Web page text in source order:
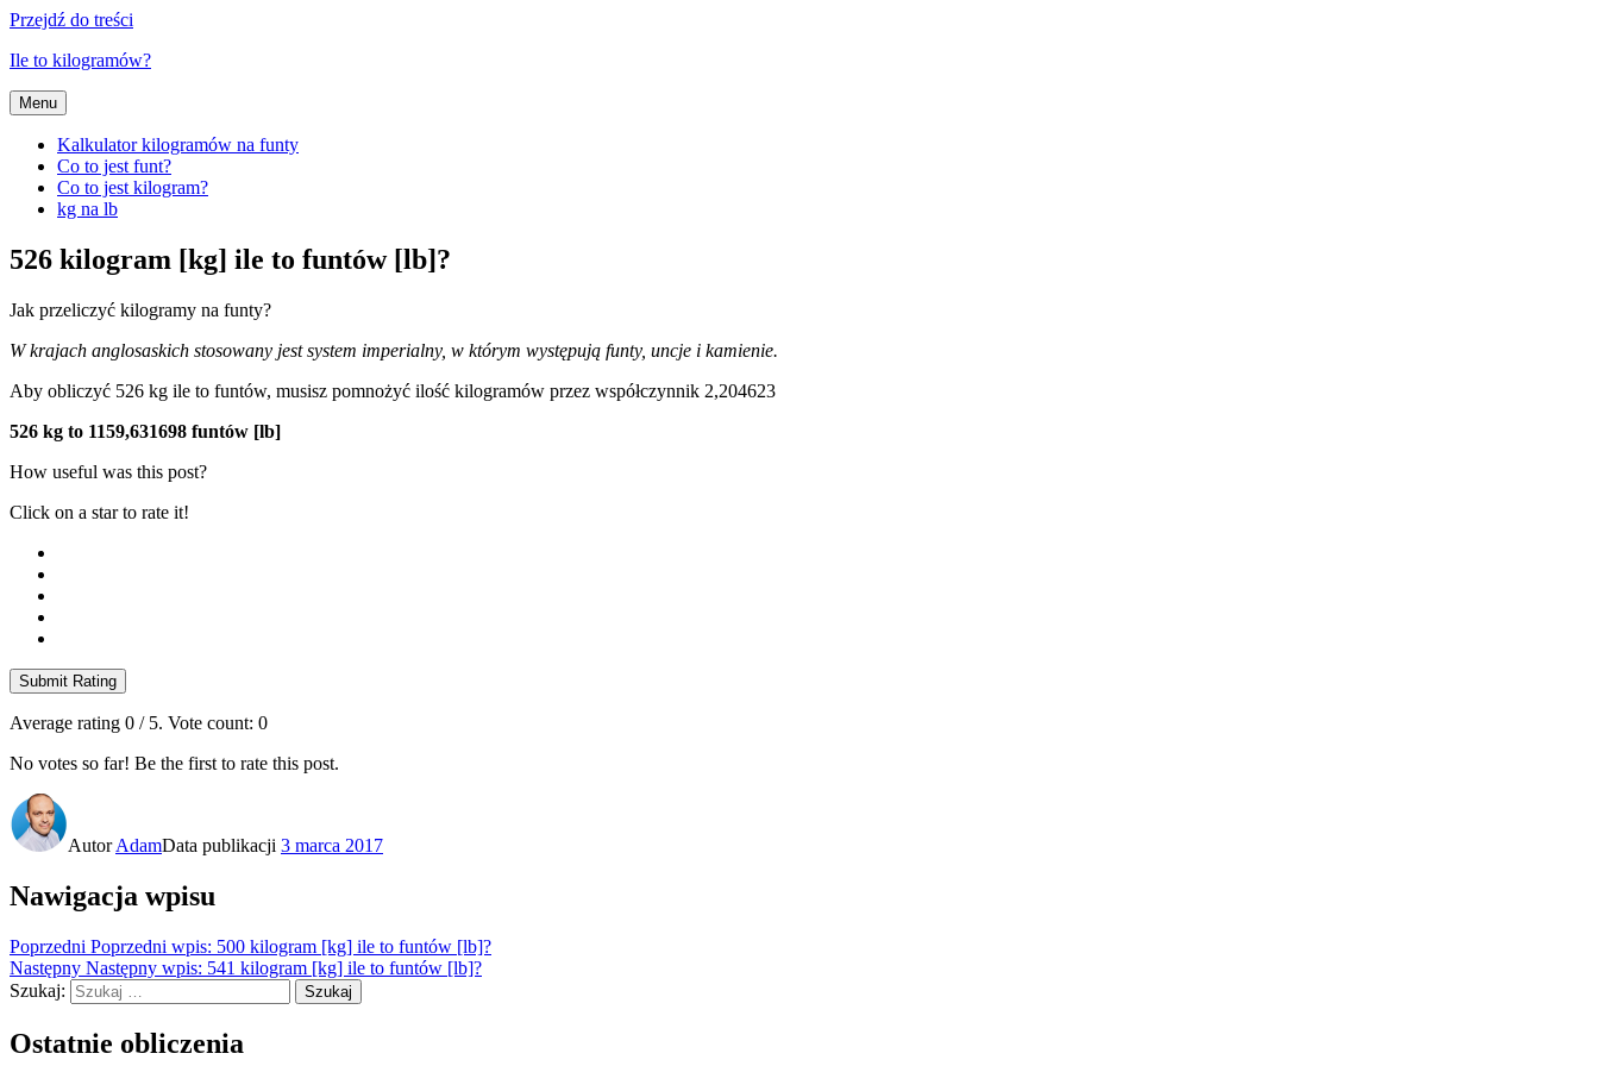
Przejdź do treści
Ile to kilogramów?
Menu
Kalkulator kilogramów na funty
Co to jest funt?
Co to jest kilogram?
kg na lb
526 kilogram [kg] ile to funtów [lb]?
Jak przeliczyć kilogramy na funty?
W krajach anglosaskich stosowany jest system imperialny, w którym występują funty, uncje i kamienie.
Aby obliczyć 526 kg ile to funtów, musisz pomnożyć ilość kilogramów przez współczynnik 2,204623
526 kg to 1159,631698 funtów [lb]
How useful was this post?
Click on a star to rate it!
Submit Rating
Average rating 0 / 5. Vote count: 0
No votes so far! Be the first to rate this post.
AutorAdamData publikacji 3 marca 2017
Nawigacja wpisu
Poprzedni Poprzedni wpis: 500 kilogram [kg] ile to funtów [lb]?
Następny Następny wpis: 541 kilogram [kg] ile to funtów [lb]?
Szukaj:
Szukaj
Ostatnie obliczenia